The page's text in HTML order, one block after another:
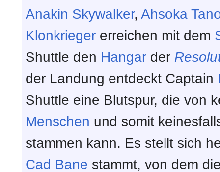
Anakin Skywalker, Ahsoka
Klonkrieger erreichen mit dem
Shuttle den Hangar der
der Landung entdeckt Captain
Shuttle eine Blutspur, die von
Menschen und somit
stammen kann. Es stellt sich
Cad Bane stammt, von dem